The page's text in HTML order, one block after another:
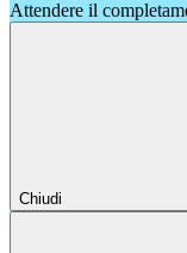
Attendere il
Chiudi